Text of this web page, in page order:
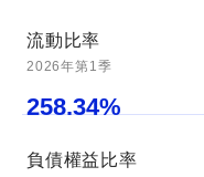
流動比率
2026年第1季
258.34%
負債權益比率